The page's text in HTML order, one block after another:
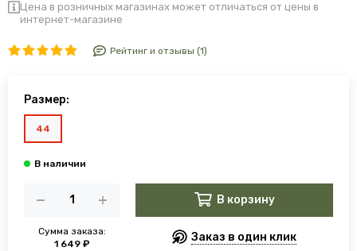
Цена в розничных магазинах может отличаться от цены в
интернет-магазине
Рейтинг и отзывы (1)
Размер:
44
Сумма заказа:
1 649 ₽
В корзину
Заказ в один клик